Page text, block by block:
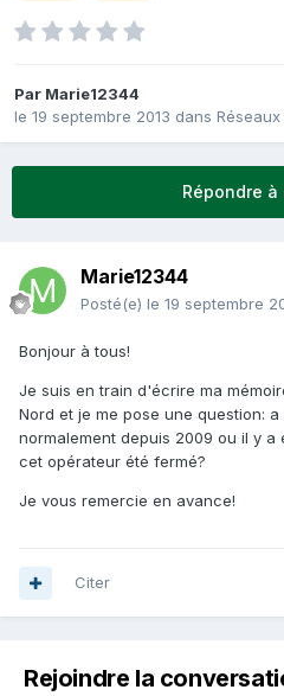
Par Marie12344
le 19 septembre 2013 dans
Répondre
Marie12344
Posté(e) le 19 septembre
Bonjour à tous!
Je suis en train d'écrire ma
Nord et je me pose une question:
normalement depuis 2009 ou il y a
cet opérateur été fermé?
Je vous remercie en avance!
Citer
Rejoindre la